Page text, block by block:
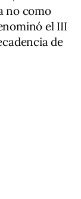
no como
el III
de